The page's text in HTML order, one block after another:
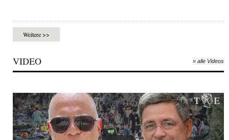
Weitere >>
VIDEO » alle Videos